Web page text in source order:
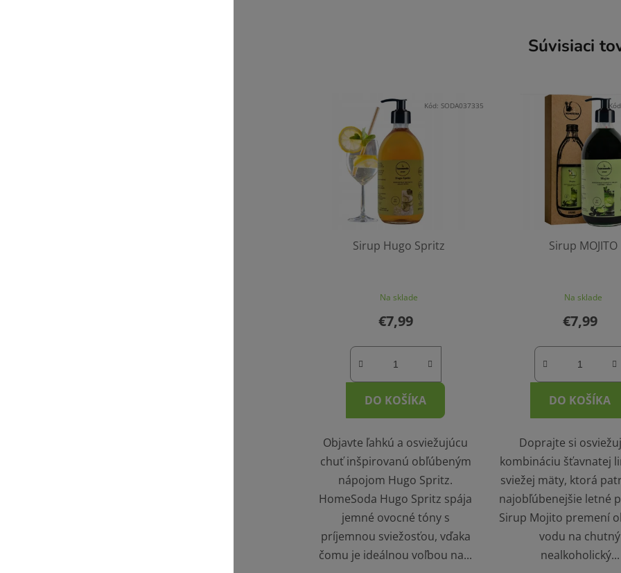
Súvisiaci
Sirup Hugo Spritz
Na sklade
€7,99
DO KOŠÍKA
Objavte ľahkú a osviežujúcu
chuť inšpirovanú obľúbeným
nápojom Hugo Spritz.
HomeSoda Hugo Spritz spája
jemné ovocné tóny s
príjemnou sviežosťou, vďaka
čomu je ideálnou voľbou na...
Kód: SODA037335
Sirup MOJITO
Na sklade
€7,99
DO KOŠÍKA
Doprajte si
kombináciu šťavnatej
sviežej mäty, ktorá
najobľúbenejšie letné
Sirup Mojito premení
vodu na chutný
nealkoholický...